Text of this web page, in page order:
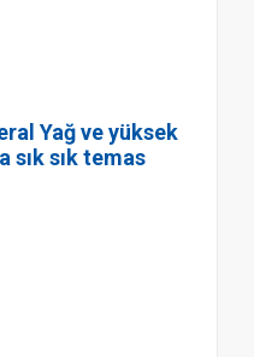
Yağ ve yüksek
sık temas